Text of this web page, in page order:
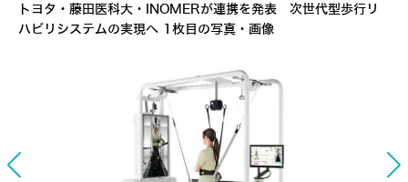
トヨタ・藤田医科大・INOMERが連携を発表 次世代型歩行リ
ハビリシステムの実現へ 1枚目の写真・画像